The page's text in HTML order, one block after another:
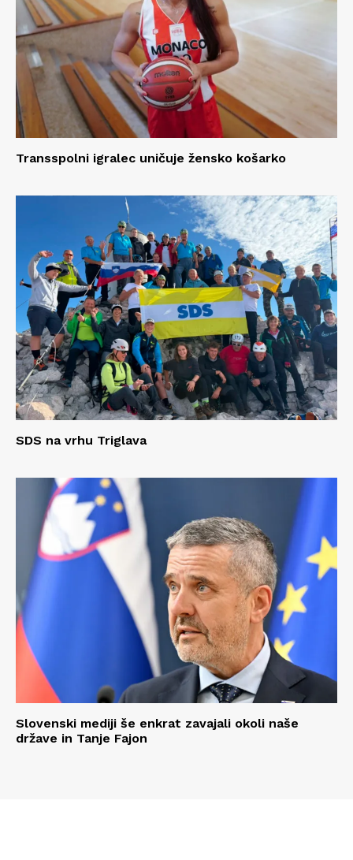
Transspolni igralec uničuje žensko košarko
SDS na vrhu Triglava
Slovenski mediji še enkrat zavajali okoli naše
države in Tanje Fajon